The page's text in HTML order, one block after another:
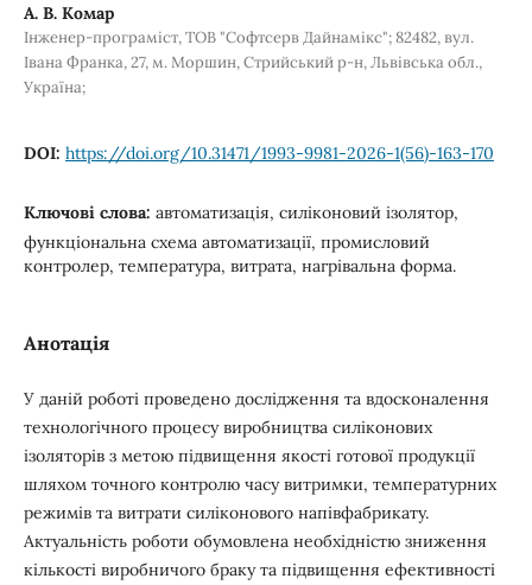
А. В. Комар
Інженер-програміст, ТОВ "Софтсерв Дайнамікс"; 82482, вул.
Івана Франка, 27, м. Моршин, Стрийський р-н, Львівська обл.,
Україна;
DOI: https://doi.org/10.31471/1993-9981-2026-1(56)-163-170
Ключові слова: автоматизація, силіконовий ізолятор,
функціональна схема автоматизації, промисловий
контролер, температура, витрата, нагрівальна форма.
Анотація
У даній роботі проведено дослідження та вдосконалення
технологічного процесу виробництва силіконових
ізоляторів з метою підвищення якості готової продукції
шляхом точного контролю часу витримки, температурних
режимів та витрати силіконового напівфабрикату.
Актуальність роботи обумовлена необхідністю зниження
кількості виробничого браку та підвищення ефективності